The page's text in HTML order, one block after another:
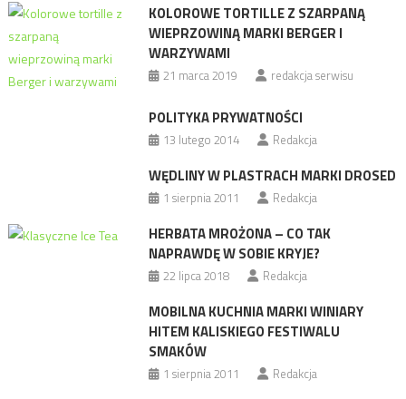
KOLOROWE TORTILLE Z SZARPANĄ
WIEPRZOWINĄ MARKI BERGER I
WARZYWAMI
21 marca 2019 redakcja serwisu
POLITYKA PRYWATNOŚCI
13 lutego 2014 Redakcja
WĘDLINY W PLASTRACH MARKI DROSED
1 sierpnia 2011 Redakcja
HERBATA MROŻONA – CO TAK
NAPRAWDĘ W SOBIE KRYJE?
22 lipca 2018 Redakcja
MOBILNA KUCHNIA MARKI WINIARY
HITEM KALISKIEGO FESTIWALU
SMAKÓW
1 sierpnia 2011 Redakcja